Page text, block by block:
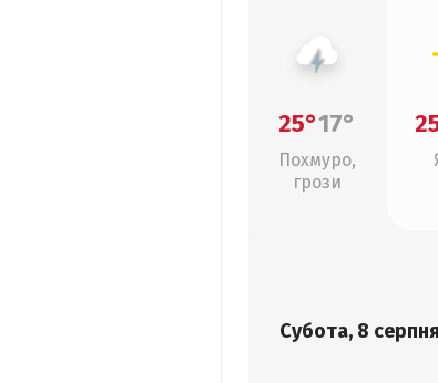
25°17°
Похмуро,
грози
Субота, 8 серпня